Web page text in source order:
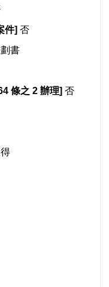
件] 否
書
條之 2 辦理] 否